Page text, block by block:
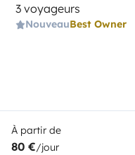
3 voyageurs
NouveauBest Owner
À partir de
80 €/jour